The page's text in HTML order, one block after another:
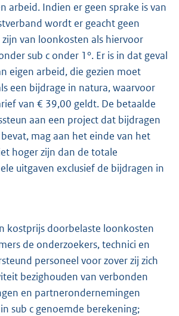
arbeid. Indien er geen sprake is van
wordt er geacht geen
van loonkosten als hiervoor
sub c onder 1°. Er is in dat geval
eigen arbeid, die gezien moet
een bijdrage in natura, waarvoor
van € 39,00 geldt. De betaalde
aan een project dat bijdragen
mag aan het einde van het
hoger zijn dan de totale
uitgaven exclusief de bijdragen in
kostprijs doorbelaste loonkosten
de onderzoekers, technici en
personeel voor zover zij zich
bezighouden van verbonden
en partnerondernemingen
sub c genoemde berekening;